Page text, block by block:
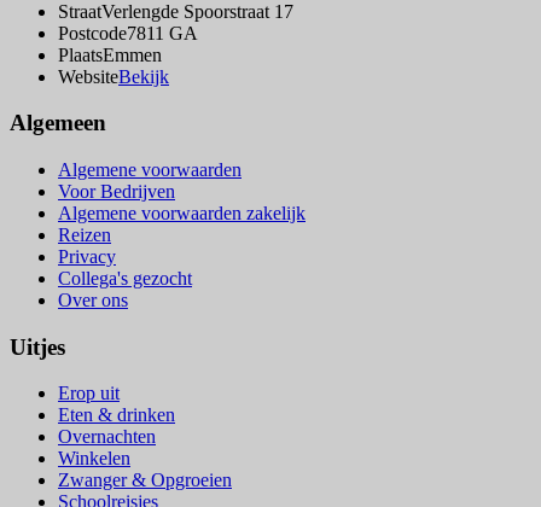
StraatVerlengde Spoorstraat 17
Postcode7811 GA
PlaatsEmmen
WebsiteBekijk
Algemeen
Algemene voorwaarden
Voor Bedrijven
Algemene voorwaarden zakelijk
Reizen
Privacy
Collega's gezocht
Over ons
Uitjes
Erop uit
Eten & drinken
Overnachten
Winkelen
Zwanger & Opgroeien
Schoolreisjes